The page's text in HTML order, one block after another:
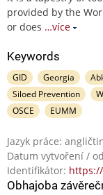
provided by the
or does …více
Keywords
GID Georgia
Siloed Prevention
OSCE
EUMM
Jazyk práce:
Datum vytvoření /
Identifikátor:
Obhajoba